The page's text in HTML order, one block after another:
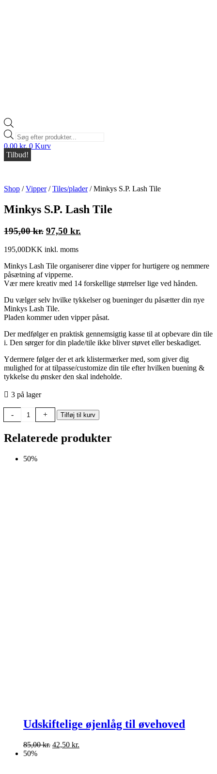
Products
search
0,00 kr. 0 Kurv
Tilbud!
Shop /Vipper/Tiles/plader/Minkys S.P. Lash Tile
Minkys S.P. Lash Tile
195,00kr. Den
pris
var:
195,00 kr..
97,50 kr.
er:
97,50 kr..
195,00DKK inkl. moms
Minkys Lash Tile organiserer dine vipper for hurtigere og nemmere
påsætning af vipperne.
Vær mere kreativ med 14 forskellige størrelser lige ved hånden.
Du vælger selv hvilke tykkelser og bueninger du påsætter din nye
Minkys Lash Tile.
Pladen kommer uden vipper påsat.
Der medfølger en praktisk gennemsigtig kasse til at opbevare din tile
i. Den sørger for din plade/tile ikke bliver støvet eller beskadiget.
Ydermere følger der et ark klistermærker med, som giver dig
mulighed for at tilpasse/customize din tile efter hvilken buening &
tykkelse du ønsker den skal indeholde.
3 på lager
-
S.P.
Tile
+ Tilføj til kurv
Relaterede produkter
50%
Udskiftelige øjenlåg til øvehoved
85,00kr. Den
42,50 kr.
50%